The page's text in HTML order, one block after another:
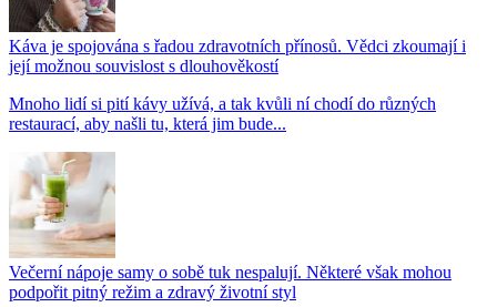
Káva je spojována s řadou zdravotních přínosů. Vědci zkoumají i
její možnou souvislost s dlouhověkostí
Mnoho lidí si pití kávy užívá, a tak kvůli ní chodí do různých
restaurací, aby našli tu, která jim bude...
Večerní nápoje samy o sobě tuk nespalují. Některé však mohou
podpořit pitný režim a zdravý životní styl